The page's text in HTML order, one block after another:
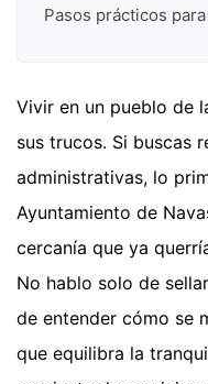
Pasos prácticos
Vivir en un pueblo de
sus trucos. Si buscas
administrativas, lo
Ayuntamiento de
cercanía que ya
No hablo solo de
de entender cómo se
que equilibra la